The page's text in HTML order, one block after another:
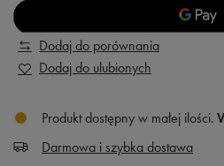
Dodaj do porównania
Dodaj do ulubionych
Produkt dostępny w małej ilości
Darmowa i szybka dostawa